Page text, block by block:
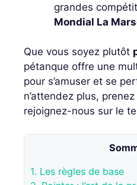
grandes
Mondial La
Que vous soyez plutôt
pétanque offre une
pour s’amuser et se
n’attendez plus,
rejoignez-nous sur le
1. Les règles de base